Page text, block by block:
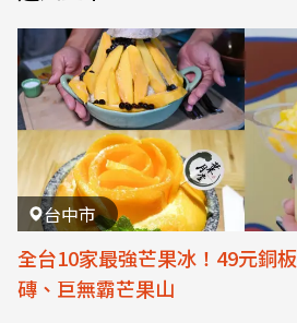
台中市
全台10家最強芒果冰！49元銅
磚、巨無霸芒果山